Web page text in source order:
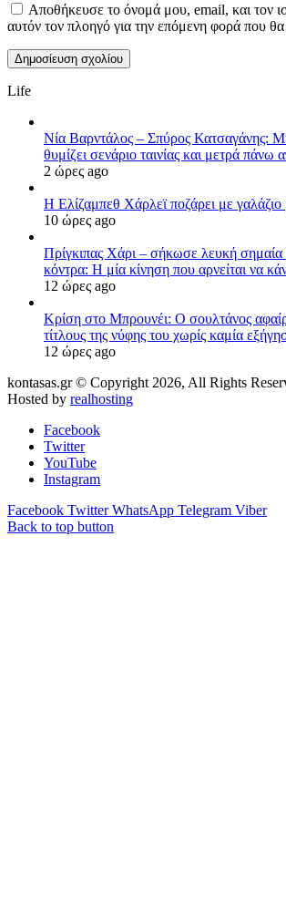
Αποθήκευσε το όνομά μου, email, και τον
αυτόν τον πλοηγό για την επόμενη φορά που
Life
Νία Βαρντάλος – Σπύρος Κατσαγάνης:
θυμίζει σενάριο ταινίας και μετρά πάνω
2 ώρες ago
Η Ελίζαμπεθ Χάρλεϊ ποζάρει με γαλάζιο
10 ώρες ago
Πρίγκιπας Χάρι – σήκωσε λευκή σημαία
κόντρα: Η μία κίνηση που αρνείται να
12 ώρες ago
Κρίση στο Μπρουνέι: Ο σουλτάνος
τίτλους της νύφης του χωρίς καμία
12 ώρες ago
kontasas.gr © Copyright 2026, All Rights
Hosted by realhosting
Facebook
Twitter
YouTube
Instagram
Facebook Twitter WhatsApp Telegram Viber
Back to top button